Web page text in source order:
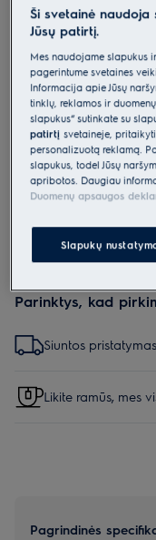
EF118
Oro
Parinktys, kad
Siuntos pristatymas
Likite ramūs, mes
Pagrindinės
Ši svetainė naudoja
Jūsų patirtį.
Mes naudojame slapukus
pagerintume svetainės
Informacija apie Jūsų
tinklų, reklamos ir
slapukus“ sutinkate su
patirtįsvetainėje,
personalizuotą reklamą.
slapukus, todėl Jūsų
apribotos. Daugiau
Duomenų apsaugos
Slapukų